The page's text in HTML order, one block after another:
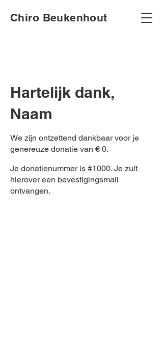
Chiro Beukenhout
Hartelijk dank,
Naam
We zijn ontzettend dankbaar voor je
genereuze donatie van € 0.
Je donatienummer is #1000. Je zult
hierover een bevestigingsmail
ontvangen.